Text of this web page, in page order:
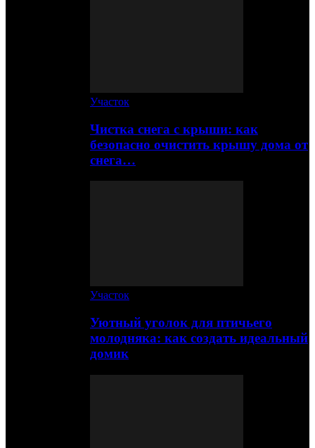
Участок
Чистка снега с крыши: как
безопасно очистить крышу дома от
снега…
Участок
Уютный уголок для птичьего
молодняка: как создать идеальный
домик